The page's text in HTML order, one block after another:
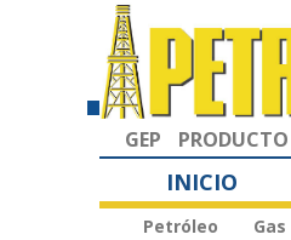
GEP PRODUCTO
INICIO
Petróleo